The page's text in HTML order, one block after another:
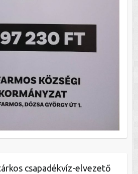
csapadékvíz-elvezető